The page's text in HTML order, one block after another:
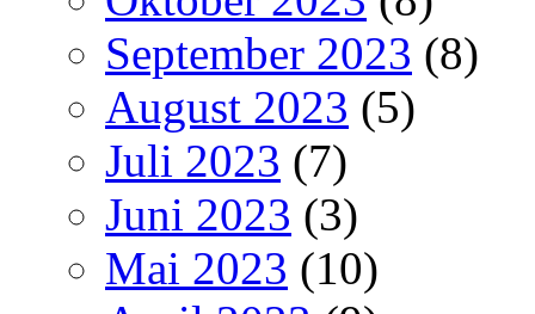
September 2023 (8)
August 2023 (5)
Juli 2023 (7)
Juni 2023 (3)
Mai 2023 (10)